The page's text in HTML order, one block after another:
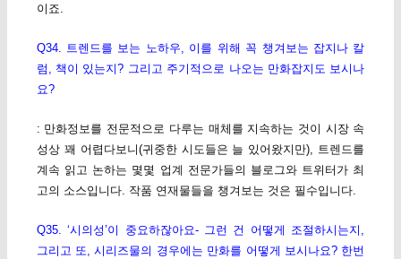
이죠.
Q34. 트렌드를 보는 노하우, 이를 위해 꼭 챙겨보는 잡지나 칼
럼, 책이 있는지? 그리고 주기적으로 나오는 만화잡지도 보시나
요?
: 만화정보를 전문적으로 다루는 매체를 지속하는 것이 시장 속
성상 꽤 어렵다보니(귀중한 시도들은 늘 있어왔지만), 트렌드를
계속 읽고 논하는 몇몇 업계 전문가들의 블로그와 트위터가 최
고의 소스입니다. 작품 연재물들을 챙겨보는 것은 필수입니다.
Q35. ‘시의성’이 중요하잖아요- 그런 건 어떻게 조절하시는지,
그리고 또, 시리즈물의 경우에는 만화를 어떻게 보시나요? 한번